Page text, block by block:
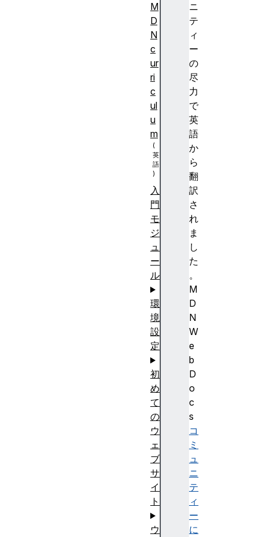
ニ
テ
ィ
ー
の
尽
力
で
英
語
か
ら
翻
訳
さ
れ
ま
し
た
。
M
D
N
W
e
b
D
o
c
s
コ
ミ
ュ
ニ
テ
ィ
ー
に
M
D
N
c
ur
ri
c
ul
u
m
入
門
モ
ジ
ュ
ー
ル
環
境
設
定
初
め
て
の
ウ
ェ
ブ
サ
イ
ト
ウ